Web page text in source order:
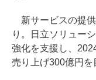
新サービスの提
り。日立ソリュー
強化を支援し、
売り上げ300億円を